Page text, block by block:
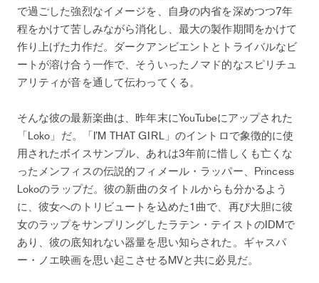
で過ごした強烈なイメージを、自身の内省を深めつつ7年
程をかけて苦しみながら消化し、最大の製作期間をかけて
作り上げた力作だ。ダークアンビエントとトライバルなビ
ートが溶け合う一作で、そういったノマド的なスピリチュ
アリティが音を通して伝わってくる。
そんな彼の最新楽曲は、昨年末にYouTubeにアップされた
「Loko」だ。「I’M THAT GIRL」のイントロで象徴的に使
用されたボイスサンプル、あれは3年前に惜しくも亡くな
ったメンフィスの伝説的フィメール・ラッパー、Princess
Lokoのラップだ。彼の新曲のタイトルからも分かるよう
に、彼女へのトリビュートを込めた1曲で、再び大胆に彼
女のラップをサンプリングしたラテン・テイストのIDMで
あり、彼の底知れない器量を思い知らされた。ギャスパ
ー・ノエ映画を思い起こさせるMVと共に必見だ。